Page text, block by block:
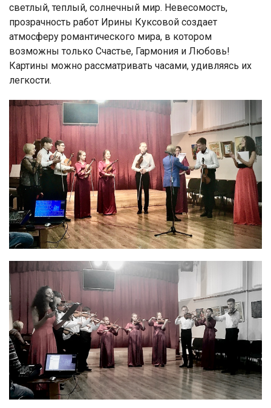
светлый, теплый, солнечный мир. Невесомость,
прозрачность работ Ирины Куксовой создает
атмосферу романтического мира, в котором
возможны только Счастье, Гармония и Любовь!
Картины можно рассматривать часами, удивляясь их
легкости.